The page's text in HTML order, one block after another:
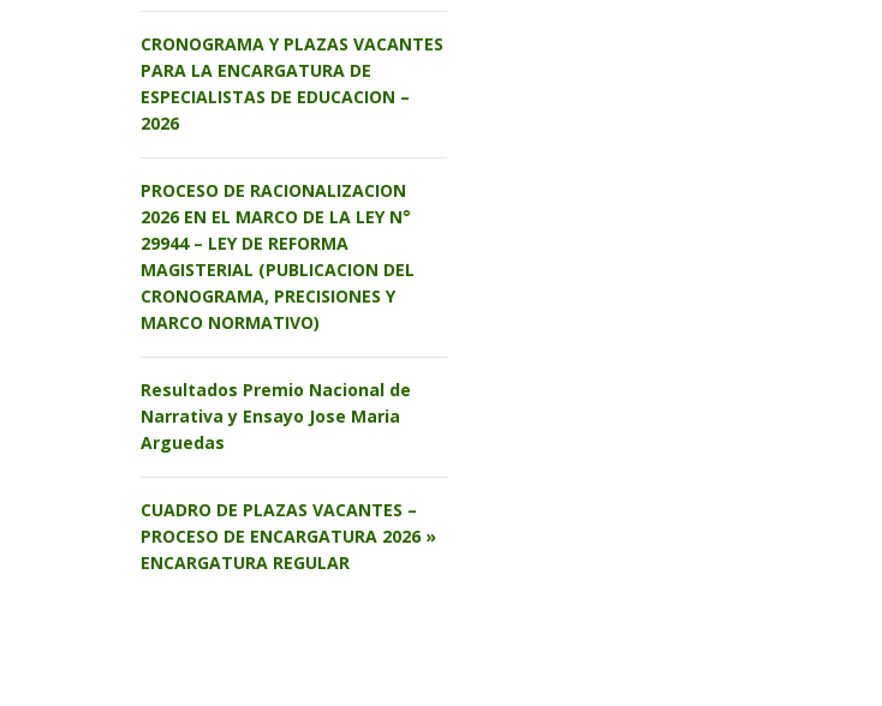
CRONOGRAMA Y PLAZAS VACANTES
PARA LA ENCARGATURA DE
ESPECIALISTAS DE EDUCACION –
2026
PROCESO DE RACIONALIZACION
2026 EN EL MARCO DE LA LEY N°
29944 – LEY DE REFORMA
MAGISTERIAL (PUBLICACION DEL
CRONOGRAMA, PRECISIONES Y
MARCO NORMATIVO)
Resultados Premio Nacional de
Narrativa y Ensayo Jose Maria
Arguedas
CUADRO DE PLAZAS VACANTES –
PROCESO DE ENCARGATURA 2026 »
ENCARGATURA REGULAR